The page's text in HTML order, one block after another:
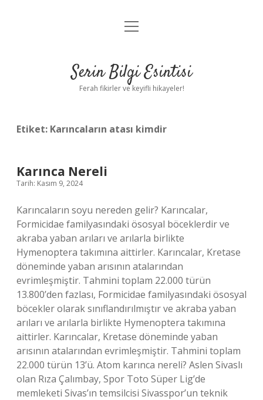
Anasayfa
Yasal Uyarı
menüyü
Serin Bilgi Esintisi
Ferah fikirler ve keyifli hikayeler!
Etiket: Karıncaların atası kimdir
Karınca Nereli
Tarih: Kasım 9, 2024
Karıncaların soyu nereden gelir? Karıncalar,
Formicidae familyasındaki ösosyal böceklerdir ve
akraba yaban arıları ve arılarla birlikte
Hymenoptera takımına aittirler. Karıncalar, Kretase
döneminde yaban arısının atalarından
evrimleşmiştir. Tahmini toplam 22.000 türün
13.800’den fazlası, Formicidae familyasındaki ösosyal
böcekler olarak sınıflandırılmıştır ve akraba yaban
arıları ve arılarla birlikte Hymenoptera takımına
aittirler. Karıncalar, Kretase döneminde yaban
arısının atalarından evrimleşmiştir. Tahmini toplam
22.000 türün 13’ü. Atom karınca nereli? Aslen Sivaslı
olan Rıza Çalımbay, Spor Toto Süper Lig’de
memleketi Sivas’ın temsilcisi Sivasspor’un teknik